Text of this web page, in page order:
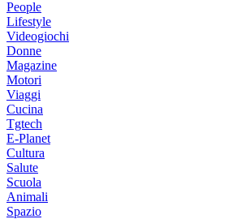
People
Lifestyle
Videogiochi
Donne
Magazine
Motori
Viaggi
Cucina
Tgtech
E-Planet
Cultura
Salute
Scuola
Animali
Spazio